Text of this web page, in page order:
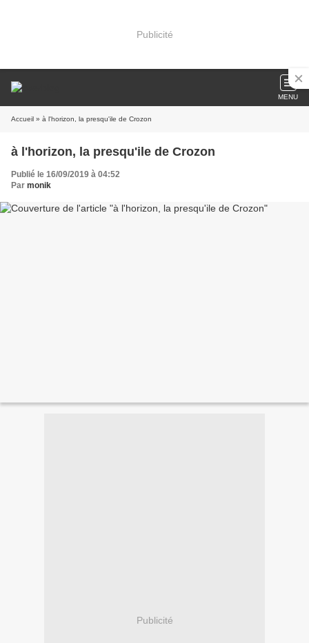
Publicité
MENU
Accueil » à l'horizon, la presqu'ile de Crozon
à l'horizon, la presqu'ile de Crozon
Publié le 16/09/2019 à 04:52
Par monik
Publicité